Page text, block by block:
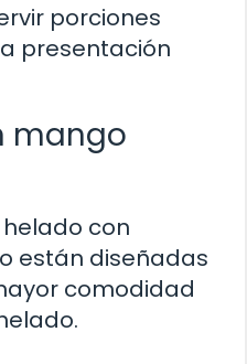
porciones
presentación
mango
con
están diseñadas
comodidad